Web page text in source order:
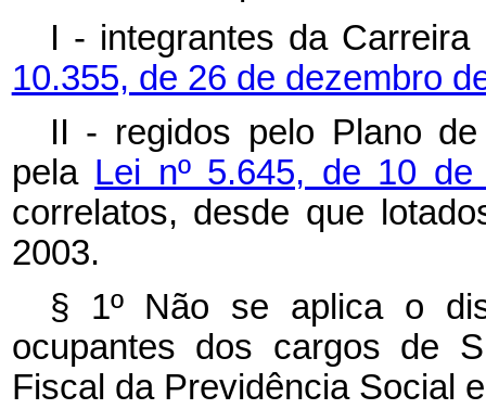
I - integrantes da
10.355, de 26 de dezembro
II - regidos pelo Plano
pela Lei nº 5.645, de 10
correlatos, desde que
2003.
§ 1º Não se aplica o
ocupantes dos cargos de
Fiscal da Previdência Social